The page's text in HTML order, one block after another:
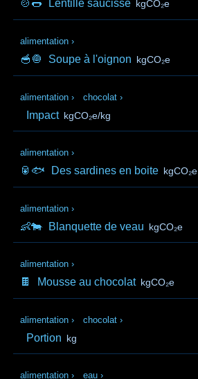
🍲🌭 Lentille saucisse kgCO₂e
alimentation ›
🥣🧅 Soupe à l'oignon kgCO₂e
alimentation › chocolat ›
Impact kgCO₂e/kg
alimentation ›
🥫🐟 Des sardines en boite kgCO₂e
alimentation ›
👶🐄 Blanquette de veau kgCO₂e
alimentation ›
🍫 Mousse au chocolat kgCO₂e
alimentation › chocolat ›
Portion kg
alimentation › eau ›